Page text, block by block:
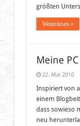
größten
Weiterlesen »
Meine
22. Mai 2010
Inspiriert von
einem
dass sowieso
neu